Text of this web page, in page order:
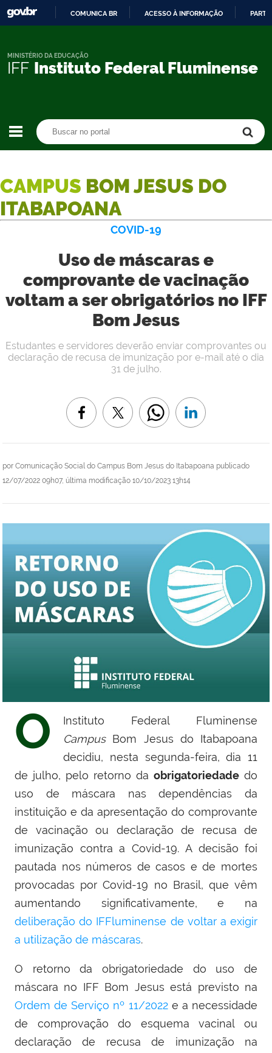
CONTEÚDO
COMUNICA BR ACESSO À INFORMAÇÃO
IFF Instituto Federal Fluminense
MINISTÉRIO DA EDUCAÇÃO
CAMPUS BOM JESUS DO
ITABAPOANA
COVID-19
Uso de máscaras e
comprovante de vacinação
voltam a ser obrigatórios no IFF
Bom Jesus
por Comunicação Social do Campus Bom Jesus do Itabapoana publicado
12/07/2022 09h07, última modificação 10/10/2023 13h14
Estudantes e servidores deverão enviar comprovantes ou
declaração de recusa de imunização por e-mail até o dia
31 de julho.
O
Instituto Federal Fluminense
Campus Bom Jesus do Itabapoana
decidiu, nesta segunda-feira, dia 11
de julho, pelo retorno da obrigatoriedade do
uso de máscara nas dependências da
instituição e da apresentação do comprovante
de vacinação ou declaração de recusa de
imunização contra a Covid-19. A decisão foi
pautada nos números de casos e de mortes
provocadas por Covid-19 no Brasil, que vêm
aumentando significativamente, e na
deliberação do IFFluminense de voltar a exigir
a utilização de máscaras.
O retorno da obrigatoriedade do uso de
máscara no IFF Bom Jesus está previsto na
Ordem de Serviço nº 11/2022e a necessidade
de comprovação do esquema vacinal ou
declaração de recusa de imunização na